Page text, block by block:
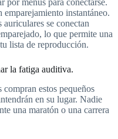
instantáneo.
se conectan
lo que permite una
lista de reproducción.
la fatiga auditiva.
estos pequeños
en su lugar. Nadie
una maratón o una carrera